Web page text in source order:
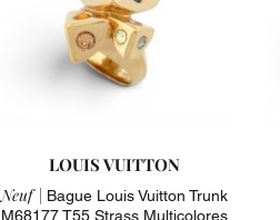
LOUIS VUITTON
Neuf | Bague Louis Vuitton Trunk
M68177 T55 Strass Multicolores